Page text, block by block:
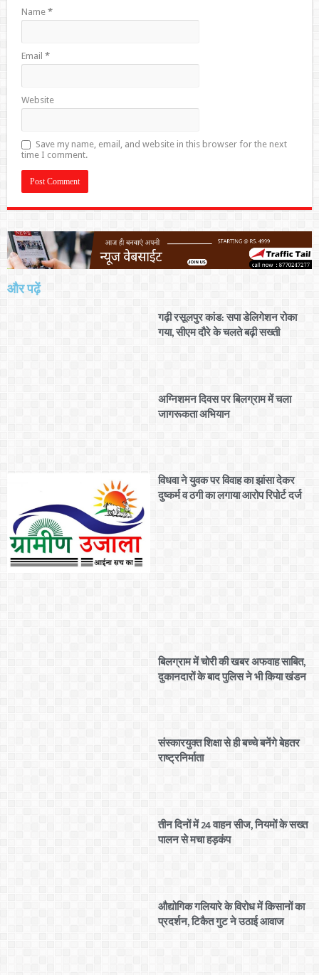
Name *
Email *
Website
Save my name, email, and website in this browser for the next
time I comment.
और पढ़ें
गढ़ी रसूलपुर कांड: सपा डेलिगेशन रोका
गया, सीएम दौरे के चलते बढ़ी सख्ती
अग्निशमन दिवस पर बिलग्राम में चला
जागरूकता अभियान
विधवा ने युवक पर विवाह का झांसा देकर
दुष्कर्म व ठगी का लगाया आरोप रिपोर्ट दर्ज
बिलग्राम में चोरी की खबर अफवाह साबित,
दुकानदारों के बाद पुलिस ने भी किया खंडन
संस्कारयुक्त शिक्षा से ही बच्चे बनेंगे बेहतर
राष्ट्रनिर्माता
तीन दिनों में 24 वाहन सीज, नियमों के सख्त
पालन से मचा हड़कंप
औद्योगिक गलियारे के विरोध में किसानों का
प्रदर्शन, टिकैत गुट ने उठाई आवाज